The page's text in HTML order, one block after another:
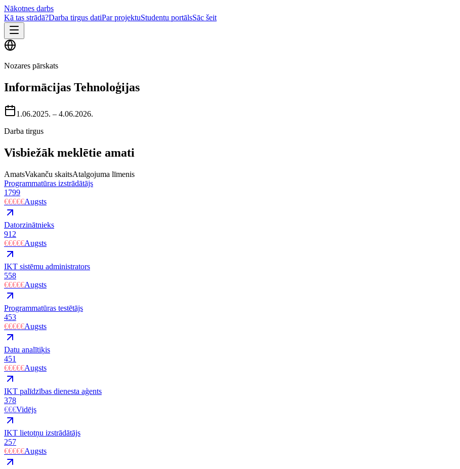
Nākotnes darbs
Kā tas strādā?Darba tirgus datiPar projektuStudentu portālsSāc šeit
Nozares pārskats
Informācijas Tehnoloģijas
1.06.2025. – 4.06.2026.
Darba tirgus
Visbiežāk meklētie amati
AmatsVakanču skaitsAtalgojuma līmenis
Programmatūras izstrādātājs
1799
€€€€€Augsts
Datorzinātnieks
912
€€€€€Augsts
IKT sistēmu administrators
558
€€€€€Augsts
Programmatūras testētājs
453
€€€€€Augsts
Datu analītiķis
451
€€€€€Augsts
IKT palīdzības dienesta aģents
378
€€€Vidējs
IKT lietotņu izstrādātājs
257
€€€€€Augsts